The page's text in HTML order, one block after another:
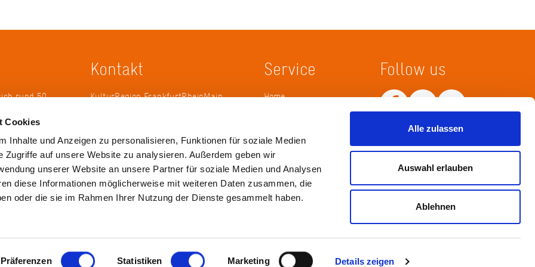
Cookies
Inhalte und Anzeigen zu personalisieren, Funktionen für soziale Medien
Zugriffe auf unsere Website zu analysieren. Außerdem geben wir
unserer Website an unsere Partner für soziale Medien und Analysen
diese Informationen möglicherweise mit weiteren Daten zusammen, die
oder die sie im Rahmen Ihrer Nutzung der Dienste gesammelt haben.
Präferenzen Statistiken Marketing Details zeigen
Alle zulassen
Auswahl erlauben
Ablehnen
rund 50
2005 die
zu
Kontakt
KulturRegion FrankfurtRheinMain
Tel.: +49 69 2577-1700
Fax: +49 69 2577-1750
E-Mail:info@krfrm.de
Service
Home
Follow us
Netiquette
Impressum Datenschutz / Haftungsausschluß